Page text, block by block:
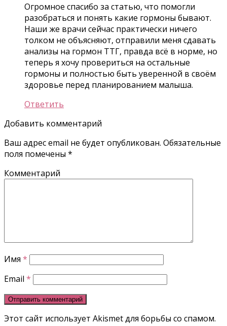
Огромное спасибо за статью, что помогли
разобраться и понять какие гормоны бывают.
Наши же врачи сейчас практически ничего
толком не объясняют, отправили меня сдавать
анализы на гормон ТТГ, правда всё в норме, но
теперь я хочу провериться на остальные
гормоны и полностью быть уверенной в своём
здоровье перед планированием малыша.
Ответить
Добавить комментарий
Ваш адрес email не будет опубликован. Обязательные
поля помечены *
Комментарий
Имя *
Email *
Этот сайт использует Akismet для борьбы со спамом.